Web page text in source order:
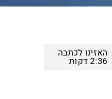
האזינו לכתבה
2:36 דקות